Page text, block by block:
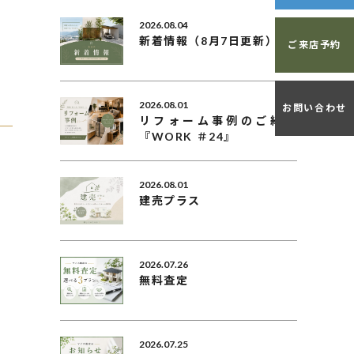
ご来店予約
お問い合わせ
2026.08.04
新着情報（8月7日更新）
2026.08.01
リフォーム事例のご紹介
『WORK ＃24』
2026.08.01
建売プラス
2026.07.26
無料査定
2026.07.25